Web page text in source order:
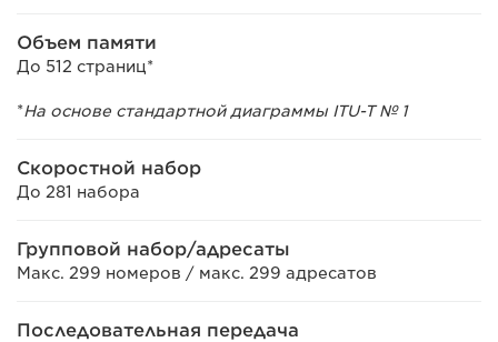
Объем памяти
До 512 страниц*
*На основе стандартной диаграммы ITU-T № 1
Скоростной набор
До 281 набора
Групповой набор/адресаты
Макс. 299 номеров / макс. 299 адресатов
Последовательная передача